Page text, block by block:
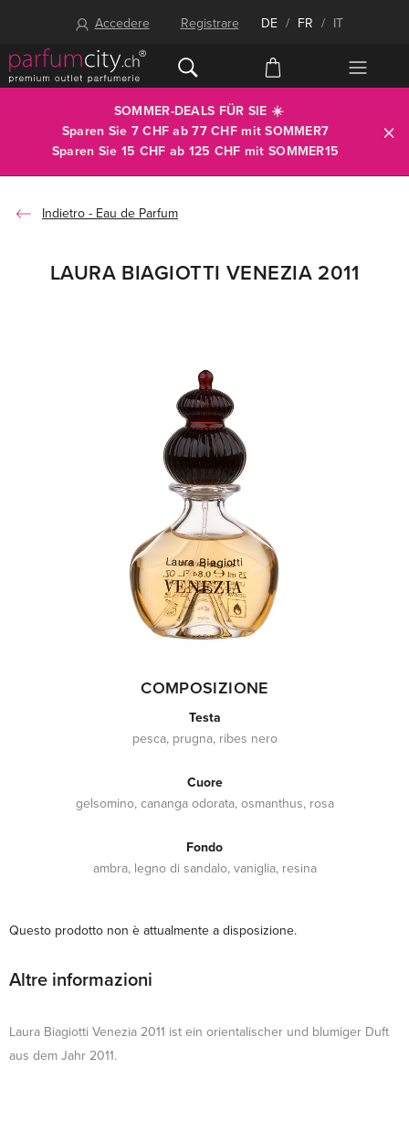
Accedere Registrare DE / FR / IT
SOMMER-DEALS FÜR SIE ☀️
Sparen Sie 7 CHF ab 77 CHF mitSOMMER7
Sparen Sie 15 CHF ab 125 CHF mit SOMMER15
Eau de Parfum
LAURA BIAGIOTTI VENEZIA 2011
COMPOSIZIONE
Testa
pesca, prugna, ribes nero
Cuore
gelsomino, cananga odorata, osmanthus, rosa
Fondo
ambra, legno di sandalo, vaniglia, resina
Questo prodotto non è attualmente a disposizione.
Altre informazioni
Laura Biagiotti Venezia 2011 ist ein orientalischer und blumiger Duft
aus dem Jahr 2011.